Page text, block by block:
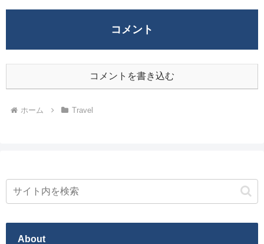
コメント
コメントを書き込む
ホーム Travel
About